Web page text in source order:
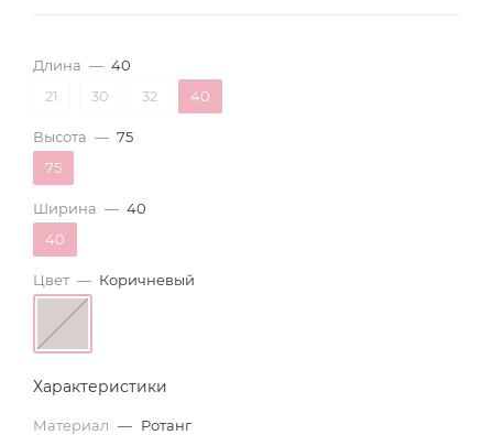
Длина — 40
21
30 32 40
Высота — 75
75
Ширина — 40
40
Цвет — Коричневый
Характеристики
Материал — Ротанг